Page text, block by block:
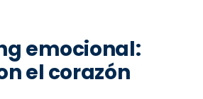
emocional:
el corazón